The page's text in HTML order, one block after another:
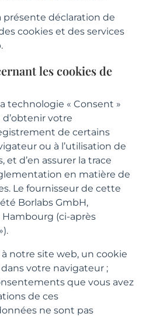
présente déclaration de
cookies et des services
les cookies de
technologie « Consent »
votre
de certains
ou à l’utilisation de
d’en assurer la trace
en matière de
Le fournisseur de cette
Borlabs GmbH,
Hambourg (ci-après
notre site web, un cookie
votre navigateur ;
que vous avez
de ces
ne sont pas